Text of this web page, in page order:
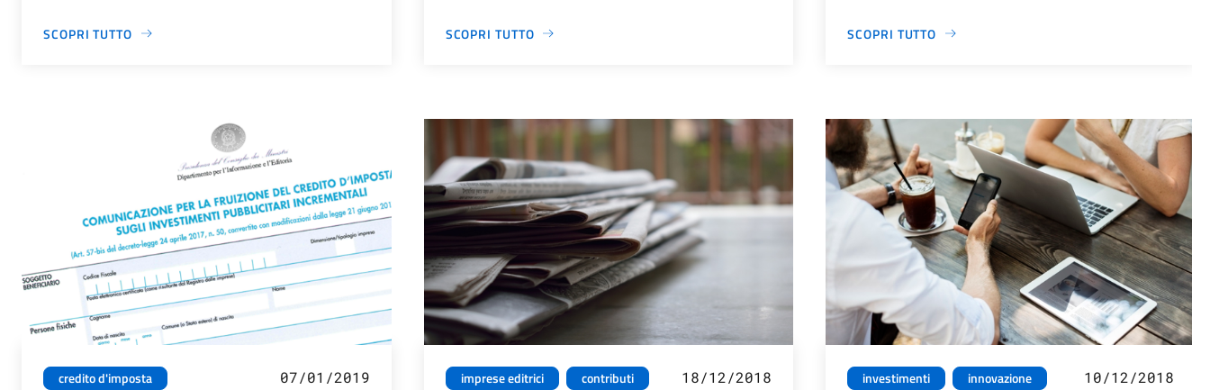
SCOPRI TUTTO SCOPRI TUTTO SCOPRI TUTTO
credito d'imposta
07/01/2019 imprese editrici contributi 18/12/2018 investimenti
innovazione
10/12/2018